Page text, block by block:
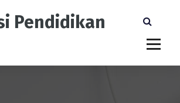
Pendidikan